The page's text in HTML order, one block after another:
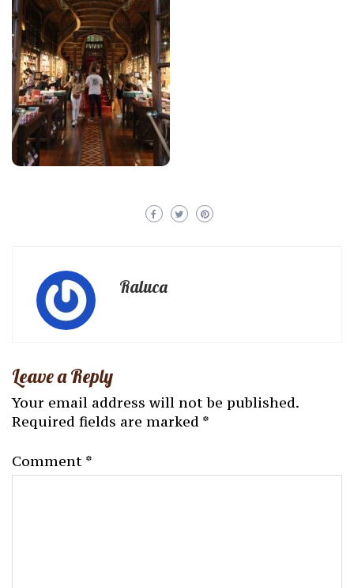
Raluca
Leave a Reply
Your email address will not be published.
Required fields are marked *
Comment *